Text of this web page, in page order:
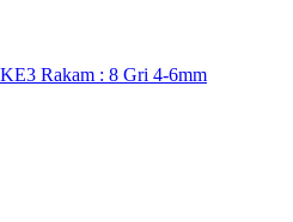
Rakam : 8 Gri 4-6mm